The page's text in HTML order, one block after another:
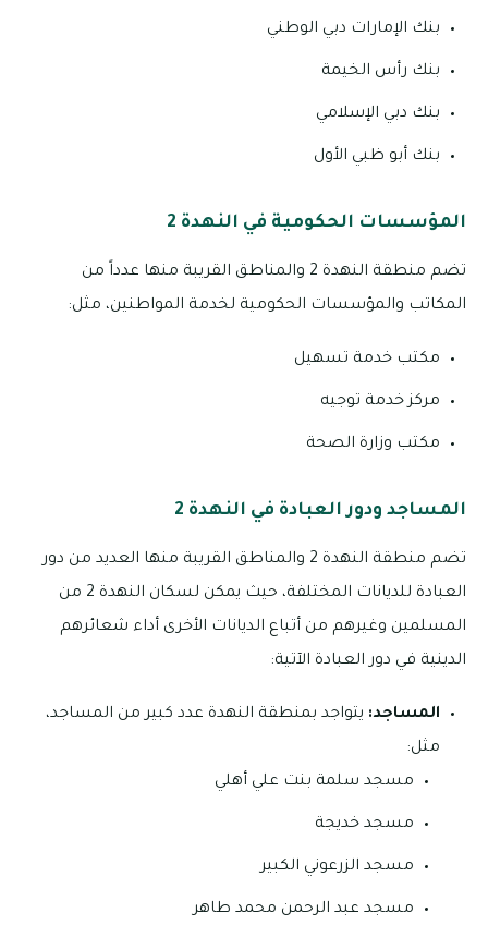
بنك الإمارات دبي الوطني
بنك رأس الخيمة
بنك دبي الإسلامي
بنك أبو ظبي الأول
المؤسسات الحكومية في النهدة 2
تضم منطقة النهدة 2 والمناطق القريبة منها عدداً من
المكاتب والمؤسسات الحكومية لخدمة المواطنين، مثل:
مكتب خدمة تسهيل
مركز خدمة توجيه
مكتب وزارة الصحة
المساجد ودور العبادة في النهدة 2
تضم منطقة النهدة 2 والمناطق القريبة منها العديد من دور
العبادة للديانات المختلفة، حيث يمكن لسكان النهدة 2 من
المسلمين وغيرهم من أتباع الديانات الأخرى أداء شعائرهم
الدينية في دور العبادة الآتية:
المساجد: يتواجد بمنطقة النهدة عدد كبير من المساجد،
مثل:
مسجد سلمة بنت علي أهلي
مسجد خديجة
مسجد الزرعوني الكبير
مسجد عبد الرحمن محمد طاهر